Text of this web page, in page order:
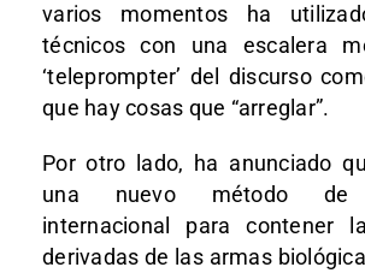
varios momentos ha
técnicos con una escalera
‘teleprompter’ del discurso
que hay cosas que “arreglar”.
Por otro lado, ha anunciado
una nuevo método de
internacional para contener
derivadas de las armas